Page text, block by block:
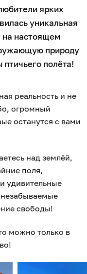
ярких
уникальная
на настоящем
природу
полёта!
реальность и не
огромный
останутся с вами
над землёй,
поля,
удивительные
свободы!
можно только в